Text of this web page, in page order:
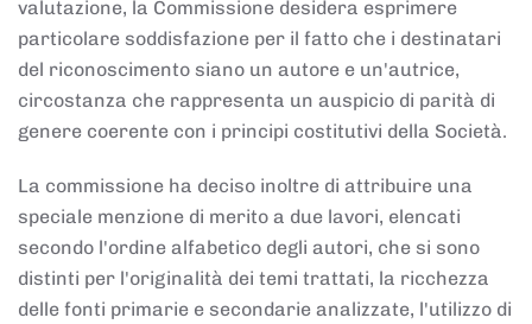
valutazione, la Commissione desidera esprimere
particolare soddisfazione per il fatto che i destinatari
del riconoscimento siano un autore e un'autrice,
circostanza che rappresenta un auspicio di parità di
genere coerente con i principi costitutivi della Società.
La commissione ha deciso inoltre di attribuire una
speciale menzione di merito a due lavori, elencati
secondo l'ordine alfabetico degli autori, che si sono
distinti per l'originalità dei temi trattati, la ricchezza
delle fonti primarie e secondarie analizzate, l'utilizzo di